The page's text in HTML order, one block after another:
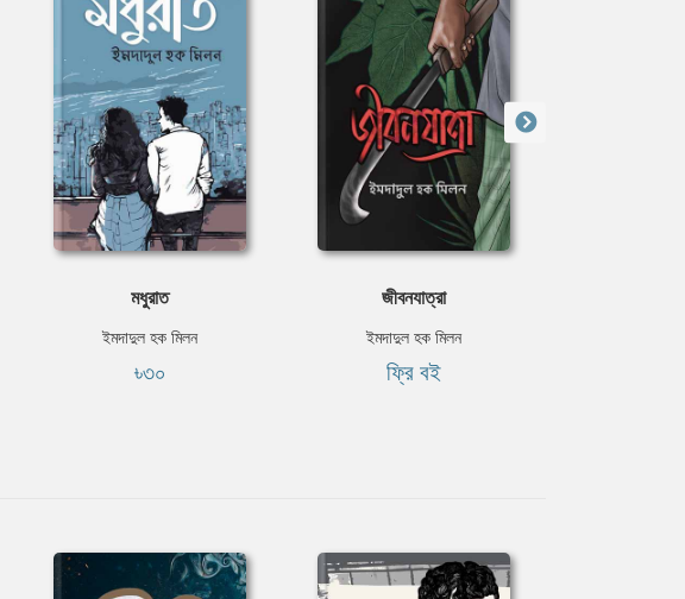
মধুরাত
ইমদাদুল হক মিলন
৳৩০
জীবনযাত্রা
ইমদাদুল হক মিলন
ফ্রি বই